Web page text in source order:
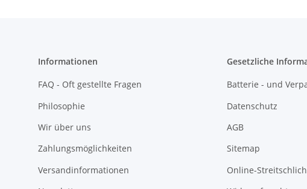
Informationen
FAQ - Oft gestellte Fragen
Philosophie
Wir über uns
Zahlungsmöglichkeiten
Versandinformationen
Gesetzliche
Batterie - und
Datenschutz
AGB
Sitemap
Online-